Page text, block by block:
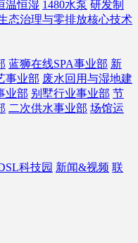
温恒湿 1480水泵 研发制
态治理与零排放核心技术
蓝狮在线SPA事业部 新
事业部 废水回用与湿地建
业部 别墅行业事业部 节
二次供水事业部 场馆运
科技园 新闻&视频 联